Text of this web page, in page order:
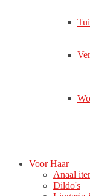
Voor Haar
Anaal
Dildo's